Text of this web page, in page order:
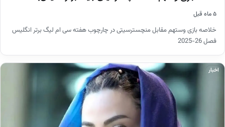
۵ ماه قبل
خلاصه بازی وستهم مقابل منچسترسیتی در چارچوب هفته سی ام لیگ برتر انگلیس
فصل 26-2025
اخبار